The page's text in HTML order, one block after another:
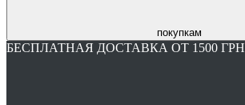
покупкам
БЕСПЛАТНАЯ ДОСТАВКА ОТ 1500 ГРН